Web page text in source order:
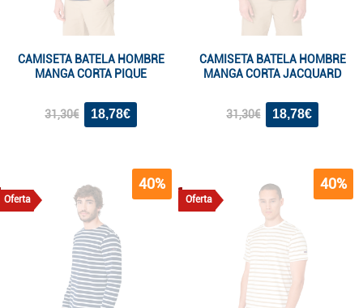
CAMISETA BATELA HOMBRE
MANGA CORTA PIQUE
31,30€ 18,78€
CAMISETA BATELA HOMBRE
MANGA CORTA JACQUARD
31,30€ 18,78€
Oferta
40%
Oferta
40%